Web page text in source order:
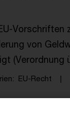
Vorschriften
von
(Verordnung
EU-Recht